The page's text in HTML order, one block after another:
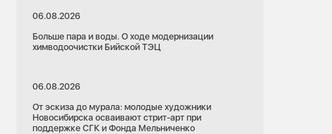
06.08.2026
Больше пара и воды. О ходе модернизации
химводоочистки Бийской ТЭЦ
06.08.2026
От эскиза до мурала: молодые художники
Новосибирска осваивают стрит-арт при
поддержке СГК и Фонда Мельниченко